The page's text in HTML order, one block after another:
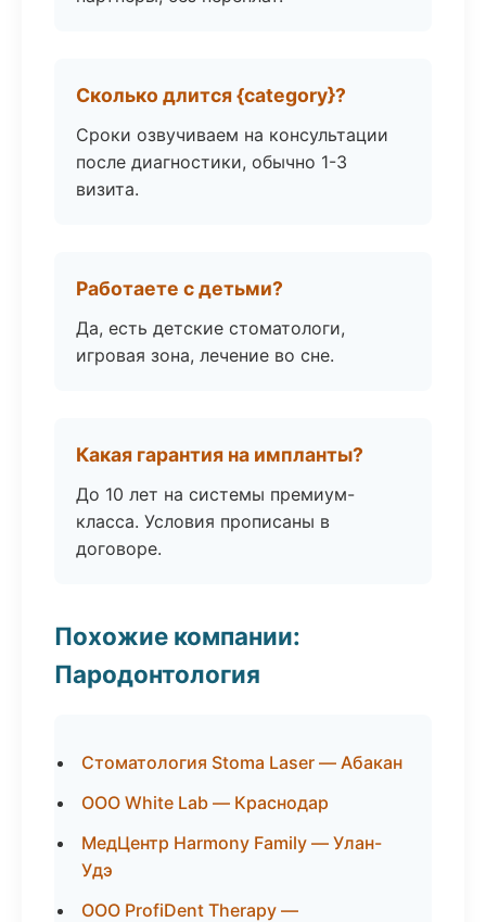
Сколько длится {category}?
Сроки озвучиваем на консультации
после диагностики, обычно 1-3
визита.
Работаете с детьми?
Да, есть детские стоматологи,
игровая зона, лечение во сне.
Какая гарантия на импланты?
До 10 лет на системы премиум-
класса. Условия прописаны в
договоре.
Похожие компании:
Пародонтология
Стоматология Stoma Laser — Абакан
ООО White Lab — Краснодар
МедЦентр Harmony Family — Улан-
Удэ
ООО ProfiDent Therapy —